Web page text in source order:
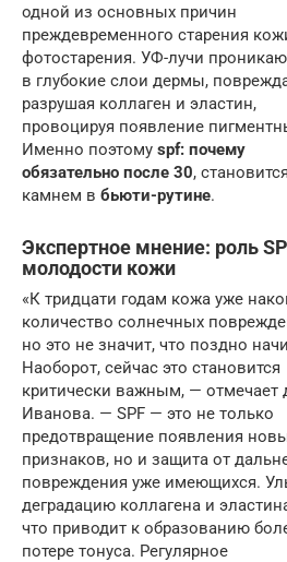
одной из основных причин
преждевременного старения
фотостарения. УФ-лучи
в глубокие слои дермы,
разрушая коллаген и эластин,
провоцируя появление
Именно поэтому spf: почему
обязательно после 30,
камнем в бьюти-рутине.
Экспертное мнение: роль
молодости кожи
«К тридцати годам кожа уже
количество солнечных
но это не значит, что поздно
Наоборот, сейчас это становится
критически важным, — отмечает
Иванова. — SPF — это не только
предотвращение появления
признаков, но и защита от
повреждения уже имеющихся.
деградацию коллагена и
что приводит к образованию
потере тонуса. Регулярное